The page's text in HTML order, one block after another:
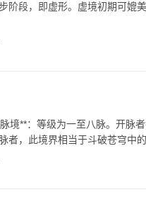
阶段，即虚形。虚境初期可媲
境**：等级为一至八脉。开脉
者，此境界相当于斗破苍穹中